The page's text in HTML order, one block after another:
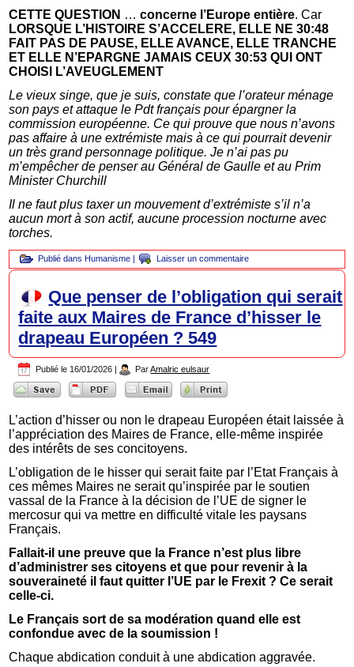
CETTE QUESTION …concerne l’Europe entière. Car
LORSQUE L’HISTOIRE S’ACCELERE, ELLE NE 30:48
FAIT PAS DE PAUSE, ELLE AVANCE, ELLE TRANCHE
ET ELLE N’EPARGNE JAMAIS CEUX 30:53 QUI ONT
CHOISI L’AVEUGLEMENT
Le vieux singe, que je suis, constate que l’orateur ménage
son pays et attaque le Pdt français pour épargner la
commission européenne. Ce qui prouve que nous n’avons
pas affaire à une extrémiste mais à ce qui pourrait devenir
un très grand personnage politique. Je n’ai pas pu
m’empêcher de penser au Général de Gaulle et au Prim
Minister Churchill
Il ne faut plus taxer un mouvement d’extrémiste s’il n’a
aucun mort à son actif, aucune procession nocturne avec
torches.
Publié dans Humanisme | Laisser un commentaire
Que penser de l’obligation qui serait
faite aux Maires de France d’hisser le
drapeau Européen ? 549
Publié le 16/01/2026 | Par Amalric eulsaur
L’action d’hisser ou non le drapeau Européen était laissée à
l’appréciation des Maires de France, elle-même inspirée
des intérêts de ses concitoyens.
L’obligation de le hisser qui serait faite par l’Etat Français à
ces mêmes Maires ne serait qu’inspirée par le soutien
vassal de la France à la décision de l’UE de signer le
mercosur qui va mettre en difficulté vitale les paysans
Français.
Fallait-il une preuve que la France n’est plus libre
d’administrer ses citoyens et que pour revenir à la
souveraineté il faut quitter l’UE par le Frexit ? Ce serait
celle-ci.
Le Français sort de sa modération quand elle est
confondue avec de la soumission !
Chaque abdication conduit à une abdication aggravée.